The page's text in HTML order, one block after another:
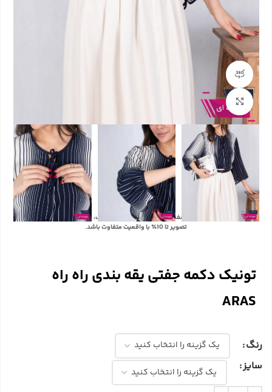
مشاهده 360 درجه
بزرگنمایی تصویر
با توجه به تفاوت رنگ‌ها در صفحه نمایش دستگاه‌های مختلف، ممکن است رنگ محصولات در
تصویر تا 10٪ با واقعیت متفاوت باشد.
تونیک دکمه جفتی یقه بندی راه راه
ARAS
رنگ
سایز